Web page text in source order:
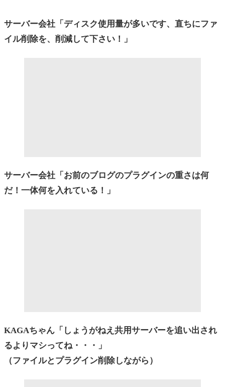
サーバー会社「ディスク使用量が多いです、直ちにファ
イル削除を、削減して下さい！」
サーバー会社「お前のブログのプラグインの重さは何
だ！一体何を入れている！」
KAGAちゃん「しょうがねえ共用サーバーを追い出され
るよりマシってね・・・」
（ファイルとプラグイン削除しながら）